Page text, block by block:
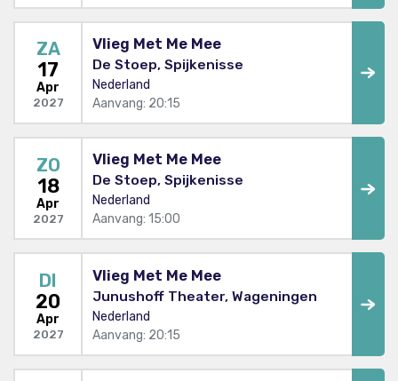
ZA
17
Apr
2027
Vlieg Met Me Mee
De Stoep, Spijkenisse
Nederland
Aanvang: 20:15
ZO
18
Apr
2027
Vlieg Met Me Mee
De Stoep, Spijkenisse
Nederland
Aanvang: 15:00
DI
20
Apr
2027
Vlieg Met Me Mee
Junushoff Theater, Wageningen
Nederland
Aanvang: 20:15